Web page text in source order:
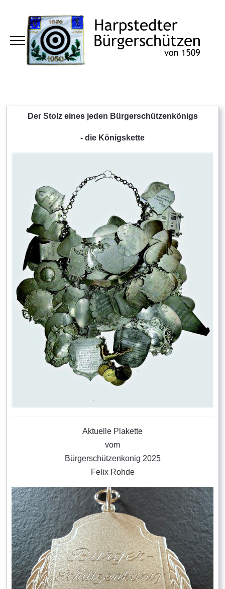
Mobile Menu Toggle
Der Stolz eines jeden Bürgerschützenkönigs
- die Königskette
Aktuelle Plakette
vom
Bürgerschützenkonig 2025
Felix Rohde